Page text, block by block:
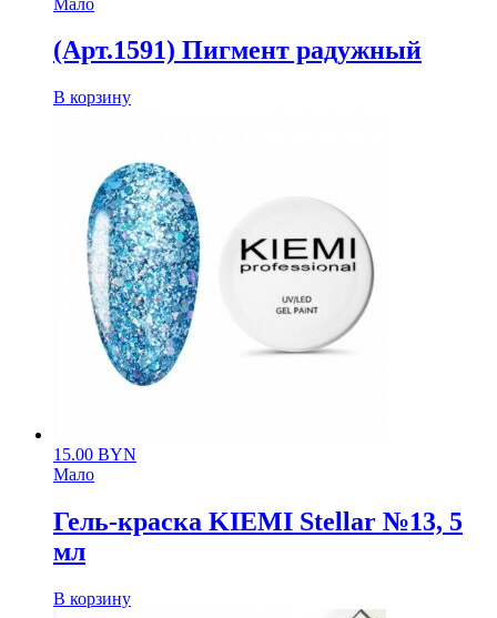
(Арт.1591) Пигмент радужный
В корзину
15.00 BYN
Мало
Гель-краска KIEMI Stellar №13, 5
мл
В корзину